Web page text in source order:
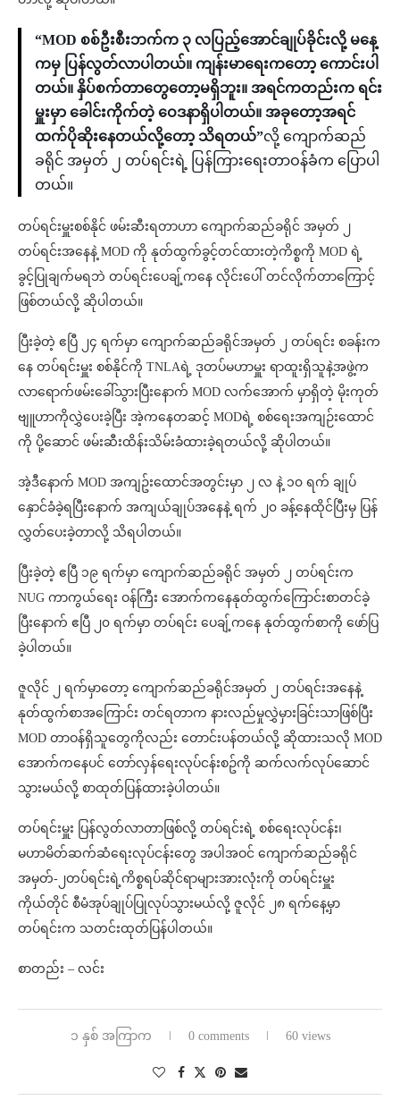
“MOD စစ်ဦးစီးဘက်က ၃ လပြည့်အောင်ချုပ်ခိုင်းလို့ မနေ့
ကမှ ပြန်လွတ်လာပါတယ်။ ကျန်းမာရေးကတော့ ကောင်းပါ
တယ်။ နှိပ်စက်တာတွေတော့မရှိဘူး။ အရင်ကတည်းက ရင်း
မှူးမှာ ခေါင်းကိုက်တဲ့ ဝေဒနာရှိပါတယ်။ အခုတော့အရင်
ထက်ပိုဆိုးနေတယ်လို့တော့ သိရတယ်”လို့ ကျောက်ဆည်
ခရိုင် အမှတ် ၂ တပ်ရင်းရဲ့ ပြန်ကြားရေးတာဝန်ခံက ပြောပါ
တယ်။
တပ်ရင်းမှူးစစ်နိုင် ဖမ်းဆီးရတာဟာ ကျောက်ဆည်ခရိုင် အမှတ် ၂
တပ်ရင်းအနေနဲ့ MOD ကို နုတ်ထွက်ခွင့်တင်ထားတဲ့ကိစ္စကို MOD ရဲ့
ခွင့်ပြုချက်မရဘဲ တပ်ရင်းပေချ့်ကနေ လိုင်းပေါ် တင်လိုက်တာကြောင့်
ဖြစ်တယ်လို့ ဆိုပါတယ်။
ပြီးခဲ့တဲ့ ဧပြီ ၂၄ ရက်မှာ ကျောက်ဆည်ခရိုင်အမှတ် ၂ တပ်ရင်း စခန်းက
နေ တပ်ရင်းမှူး စစ်နိုင်ကို TNLAရဲ့ ဒုတပ်မဟာမှူး ရာထူးရှိသူနဲ့အဖွဲ့က
လာရောက်ဖမ်းခေါ်သွားပြီးနောက် MOD လက်အောက် မှာရှိတဲ့ မိုးကုတ်
ဗျူဟာကိုလွှဲပေးခဲ့ပြီး အဲ့ကနေတဆင့် MODရဲ့ စစ်ရေးအကျဉ်းထောင်
ကို ပို့ဆောင် ဖမ်းဆီးထိန်းသိမ်းခံထားခဲ့ရတယ်လို့ ဆိုပါတယ်။
အဲ့ဒီနောက် MOD အကျဥ်းထောင်အတွင်းမှာ ၂ လ နဲ့ ၁၀ ရက် ချုပ်
နှောင်ခံခဲ့ရပြီးနောက် အကျယ်ချုပ်အနေနဲ့ ရက် ၂၀ ခန့်နေထိုင်ပြီးမှ ပြန်
လွှတ်ပေးခဲ့တာလို့ သိရပါတယ်။
ပြီးခဲ့တဲ့ ဧပြီ ၁၉ ရက်မှာ ကျောက်ဆည်ခရိုင် အမှတ် ၂ တပ်ရင်းက
NUG ကာကွယ်ရေး ဝန်ကြီး အောက်ကနေနုတ်ထွက်ကြောင်းစာတင်ခဲ့
ပြီးနောက် ဧပြီ ၂၀ ရက်မှာ တပ်ရင်း ပေချ့်ကနေ နုတ်ထွက်စာကို ဖော်ပြ
ခဲ့ပါတယ်။
ဇူလိုင် ၂ ရက်မှာတော့ ကျောက်ဆည်ခရိုင်အမှတ် ၂ တပ်ရင်းအနေနဲ့
နုတ်ထွက်စာအကြောင်း တင်ရတာက နားလည်မှုလွှဲမှားခြင်းသာဖြစ်ပြီး
MOD တာဝန်ရှိသူတွေကိုလည်း တောင်းပန်တယ်လို့ ဆိုထားသလို MOD
အောက်ကနေပင် တော်လှန်ရေးလုပ်ငန်းစဥ်ကို ဆက်လက်လုပ်ဆောင်
သွားမယ်လို့ စာထုတ်ပြန်ထားခဲ့ပါတယ်။
တပ်ရင်းမှူး ပြန်လွတ်လာတာဖြစ်လို့ တပ်ရင်းရဲ့ စစ်ရေးလုပ်ငန်း၊
မဟာမိတ်ဆက်ဆံရေးလုပ်ငန်းတွေ အပါအဝင် ကျောက်ဆည်ခရိုင်
အမှတ်-၂တပ်ရင်းရဲ့ကိစ္စရပ်ဆိုင်ရာများအားလုံးကို တပ်ရင်းမှူး
ကိုယ်တိုင် စီမံအုပ်ချုပ်ပြုလုပ်သွားမယ်လို့ ဇူလိုင် ၂၈ ရက်နေ့မှာ
တပ်ရင်းက သတင်းထုတ်ပြန်ပါတယ်။
စာတည်း – လင်း
၁ နှစ် အကြာက 0 comments 60 views